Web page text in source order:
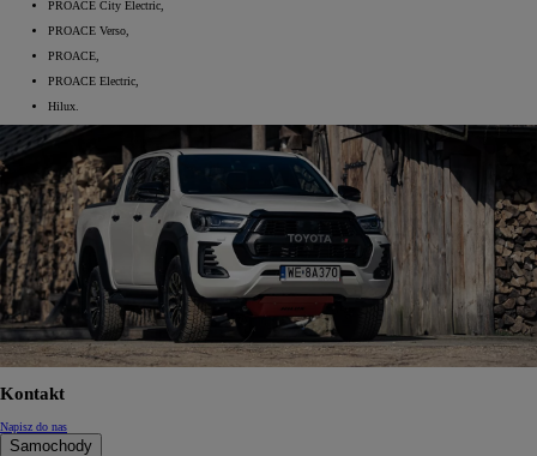
PROACE City Electric,
PROACE Verso,
PROACE,
PROACE Electric,
Hilux.
Kontakt
Napisz do nas
Samochody